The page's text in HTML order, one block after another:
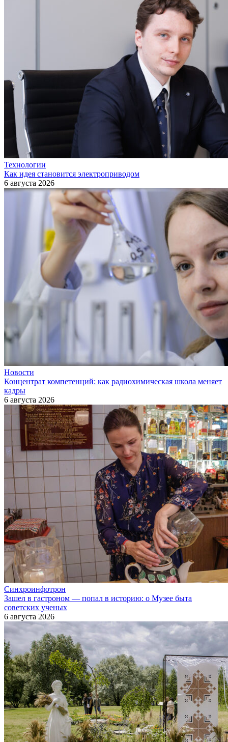
Технологии
Как идея становится электроприводом
6 августа 2026
Новости
Концентрат компетенций: как радиохимическая школа меняет
кадры
6 августа 2026
Синхроинфотрон
Зашел в гастроном — попал в историю: о Музее быта
советских ученых
6 августа 2026